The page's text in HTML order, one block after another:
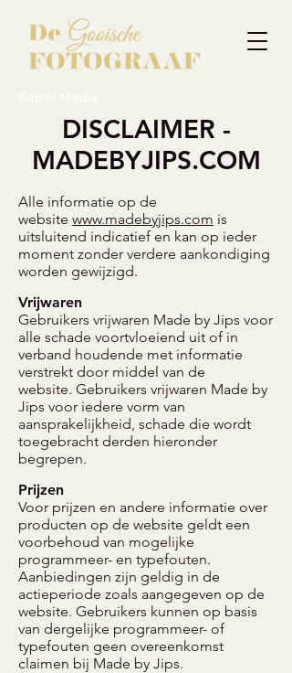
DISCLAIMER -
MADEBYJIPS.COM
Alle informatie op de
website www.madebyjips.com is
uitsluitend indicatief en kan op ieder
moment zonder verdere aankondiging
worden gewijzigd.
Vrijwaren
Gebruikers vrijwaren Made by Jips voor
alle schade voortvloeiend uit of in
verband houdende met informatie
verstrekt door middel van de
website. Gebruikers vrijwaren Made by
Jips voor iedere vorm van
aansprakelijkheid, schade die wordt
toegebracht derden hieronder
begrepen.
Prijzen
Voor prijzen en andere informatie over
producten op de website geldt een
voorbehoud van mogelijke
programmeer- en typefouten.
Aanbiedingen zijn geldig in de
actieperiode zoals aangegeven op de
website. Gebruikers kunnen op basis
van dergelijke programmeer- of
typefouten geen overeenkomst
claimen bij Made by Jips.